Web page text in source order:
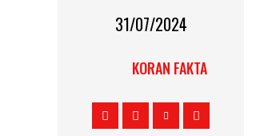
31/07/2024
KORAN FAKTA